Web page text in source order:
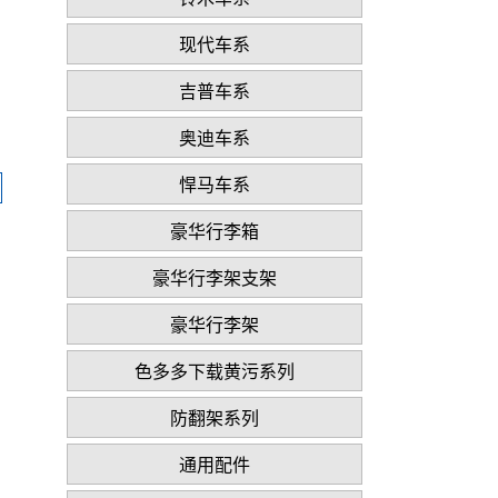
现代车系
吉普车系
奥迪车系
悍马车系
豪华行李箱
豪华行李架支架
豪华行李架
色多多下载黄污系列
防翻架系列
通用配件